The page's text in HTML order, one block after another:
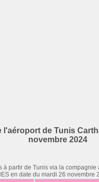
l'aéroport de Tunis
novembre 2024
à partir de Tunis via la compagnie
en date du mardi 26 novembre